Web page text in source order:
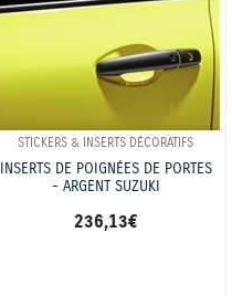
STICKERS & INSERTS DÉCORATIFS
INSERTS DE POIGNÉES DE PORTES
- ARGENT SUZUKI
236,13 €